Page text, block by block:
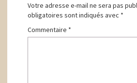
Votre adresse e-mail ne sera pas
obligatoires sont indiqués avec *
Commentaire *